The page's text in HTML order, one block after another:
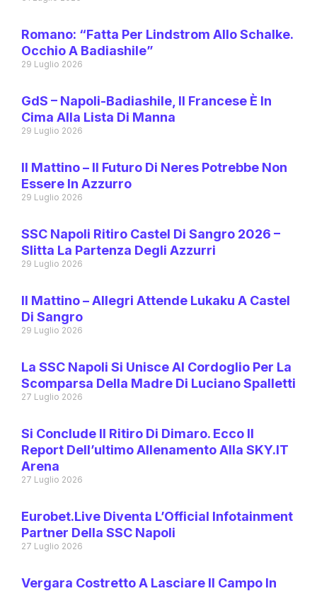
Romano: “Fatta Per Lindstrom Allo Schalke.
Occhio A Badiashile”
29 Luglio 2026
GdS – Napoli-Badiashile, Il Francese È In
Cima Alla Lista Di Manna
29 Luglio 2026
Il Mattino – Il Futuro Di Neres Potrebbe Non
Essere In Azzurro
29 Luglio 2026
SSC Napoli Ritiro Castel Di Sangro 2026 –
Slitta La Partenza Degli Azzurri
29 Luglio 2026
Il Mattino – Allegri Attende Lukaku A Castel
Di Sangro
29 Luglio 2026
La SSC Napoli Si Unisce Al Cordoglio Per La
Scomparsa Della Madre Di Luciano Spalletti
27 Luglio 2026
Si Conclude Il Ritiro Di Dimaro. Ecco Il
Report Dell’ultimo Allenamento Alla SKY.IT
Arena
27 Luglio 2026
Eurobet.live Diventa L’Official Infotainment
Partner Della SSC Napoli
27 Luglio 2026
Vergara Costretto A Lasciare Il Campo In